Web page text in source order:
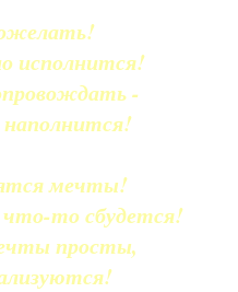
исполнится!
-
мечты!
то сбудется!
просты,